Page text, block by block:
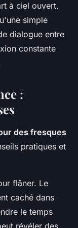
à ciel ouvert.
simple
dialogue entre
constante
:
des fresques
pratiques et
flâner. Le
caché dans
le temps